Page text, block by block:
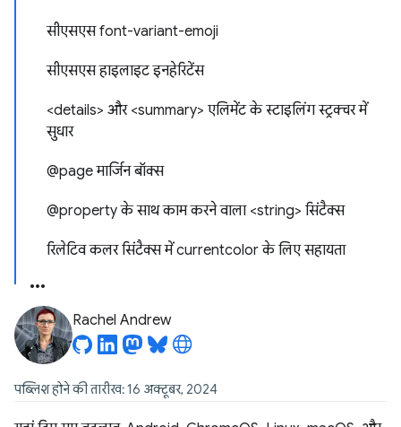
​सीएसएस font-variant-emoji
सीएसएस हाइलाइट इनहेरिटेंस
<details> और <summary> एलिमेंट के स्टाइलिंग स्ट्रक्चर में
सुधार
@page मार्जिन बॉक्स
@property के साथ काम करने वाला <string> सिंटैक्स
रिलेटिव कलर सिंटैक्स में currentcolor के लिए सहायता
Rachel Andrew
पब्लिश होने की तारीख: 16 अक्टूबर, 2024